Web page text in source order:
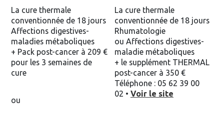
La cure thermale
conventionnée de 18 jours
Affections digestives-
maladies métaboliques
+ Pack post-cancer à 209 €
pour les 3 semaines de
cure
ou
La cure thermale
conventionnée de 18 jours
Rhumatologie
ou Affections digestives-
maladie métaboliques
+ le supplément THERMAL
post-cancer à 350 €
Téléphone : 05 62 39 00
02 • Voir le site